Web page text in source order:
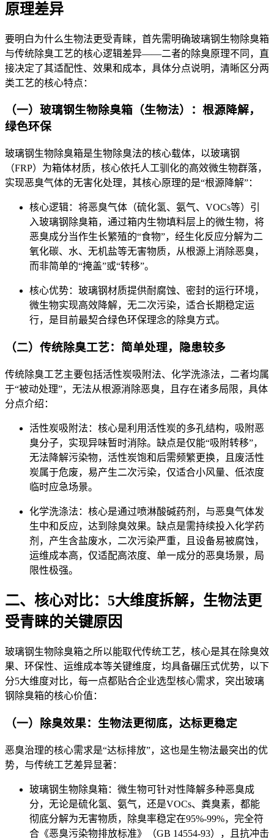
原理差异
要明白为什么生物法更受青睐，首先需明确玻璃钢生物除臭箱
与传统除臭工艺的核心逻辑差异——二者的除臭原理不同，直
接决定了其适配性、效果和成本，具体分点说明，清晰区分两
类工艺的核心特点：
（一）玻璃钢生物除臭箱（生物法）：根源降解，
绿色环保
玻璃钢生物除臭箱是生物除臭法的核心载体，以玻璃钢
（FRP）为箱体材质，核心依托人工驯化的高效微生物群落，
实现恶臭气体的无害化处理，其核心原理的是“根源降解”：
核心逻辑：将恶臭气体（硫化氢、氨气、VOCs等）引
入玻璃钢除臭箱，通过箱内生物填料层上的微生物，将
恶臭成分当作生长繁殖的“食物”，经生化反应分解为二
氧化碳、水、无机盐等无害物质，从根源上消除恶臭，
而非简单的“掩盖”或“转移”。
核心优势：玻璃钢材质提供耐腐蚀、密封的运行环境，
微生物实现高效降解，无二次污染，适合长期稳定运
行，是目前最契合绿色环保理念的除臭方式。
（二）传统除臭工艺：简单处理，隐患较多
传统除臭工艺主要包括活性炭吸附法、化学洗涤法，二者均属
于“被动处理”，无法从根源消除恶臭，且存在诸多局限，具体
分点介绍：
活性炭吸附法：核心是利用活性炭的多孔结构，吸附恶
臭分子，实现异味暂时消除。缺点是仅能“吸附转移”，
无法降解污染物，活性炭饱和后需频繁更换，且废活性
炭属于危废，易产生二次污染，仅适合小风量、低浓度
临时应急场景。
化学洗涤法：核心是通过喷淋酸碱药剂，与恶臭气体发
生中和反应，达到除臭效果。缺点是需持续投入化学药
剂，产生含盐废水，二次污染严重，且设备易被腐蚀，
运维成本高，仅适配高浓度、单一成分的恶臭场景，局
限性极强。
二、核心对比：5大维度拆解，生物法更
受青睐的关键原因
玻璃钢生物除臭箱之所以能取代传统工艺，核心是其在除臭效
果、环保性、运维成本等关键维度，均具备碾压式优势，以下
分5大维度对比，每一点都贴合企业选型核心需求，突出玻璃
钢除臭箱的核心价值：
（一）除臭效果：生物法更彻底，达标更稳定
恶臭治理的核心需求是“达标排放”，这也是生物法最突出的优
势，与传统工艺差异显著：
玻璃钢生物除臭箱：微生物可针对性降解多种恶臭成
分，无论是硫化氢、氨气，还是VOCs、粪臭素，都能
彻底分解为无害物质，除臭率稳定在95%-99%，完全符
合《恶臭污染物排放标准》（GB 14554-93），且抗冲击